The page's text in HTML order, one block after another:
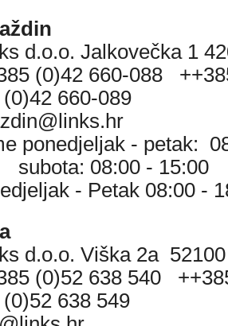
d.o.o. Jalkovečka 1
(0)42 660-088
660-089
ponedjeljak - petak:
08:00 - 15:00
- Petak 08:00 -
d.o.o. Viška 2a
(0)52 638 540
638 549